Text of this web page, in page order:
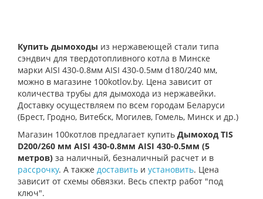
Купить дымоходы из нержавеющей стали типа
сэндвич для твердотопливного котла в Минске
марки AISI 430-0.8мм AISI 430-0.5мм d180/240 мм,
можно в магазине 100kotlov.by. Цена зависит от
количества трубы для дымохода из нержавейки.
Доставку осуществляем по всем городам Беларуси
(Брест, Гродно, Витебск, Могилев, Гомель, Минск и др.)
Магазин 100котлов предлагает купить Дымоход TIS
D200/260 мм AISI 430-0.8мм AISI 430-0.5мм (5
метров) за наличный, безналичный расчет и в
рассрочку. А также доставить и установить. Цена
зависит от схемы обвязки. Весь спектр работ "под
ключ".